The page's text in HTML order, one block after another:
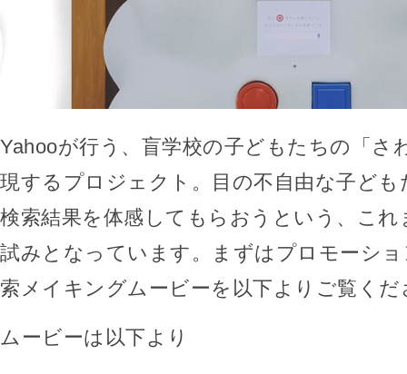
Yahooが行う、盲学校の子どもたちの「さ
現するプロジェクト。目の不自由な子ど
検索結果を体感してもらおうという、こ
試みとなっています。まずはプロモーシ
索メイキングムービーを以下よりご覧くだ
ムービーは以下より